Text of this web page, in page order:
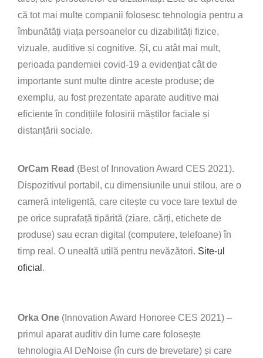
că tot mai multe companii folosesc tehnologia pentru a
îmbunătăți viața persoanelor cu dizabilități fizice,
vizuale, auditive și cognitive. Și, cu atât mai mult,
perioada pandemiei covid-19 a evidențiat cât de
importante sunt multe dintre aceste produse; de
exemplu, au fost prezentate aparate auditive mai
eficiente în condițiile folosirii măștilor faciale și
distanțării sociale.
OrCam Read (Best of Innovation Award CES 2021).
Dispozitivul portabil, cu dimensiunile unui stilou, are o
cameră inteligentă, care citește cu voce tare textul de
pe orice suprafață tipărită (ziare, cărți, etichete de
produse) sau ecran digital (computere, telefoane) în
timp real. O unealtă utilă pentru nevăzători. Site-ul
oficial .
Orka One (Innovation Award Honoree CES 2021) –
primul aparat auditiv din lume care folosește
tehnologia AI DeNoise (în curs de brevetare) și care